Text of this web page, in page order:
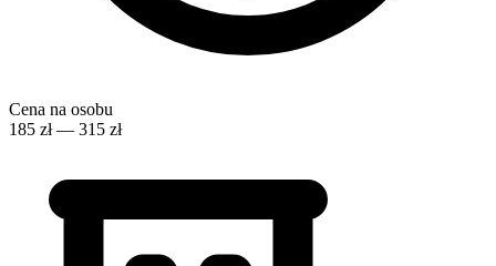
Cena na osobu
185 zł — 315 zł